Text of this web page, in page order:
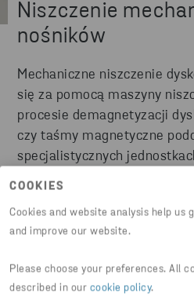
COOKIES
Cookies and website analysis help us
and improve our website.
Please choose your preferences. All
described in our cookie policy.
Niszczenie
nośników
Mechaniczne niszczenie
się za pomocą maszyny
procesie demagnetyzacji
czy taśmy magnetyczne
specjalistycznych
oddziale Stena Recycling.